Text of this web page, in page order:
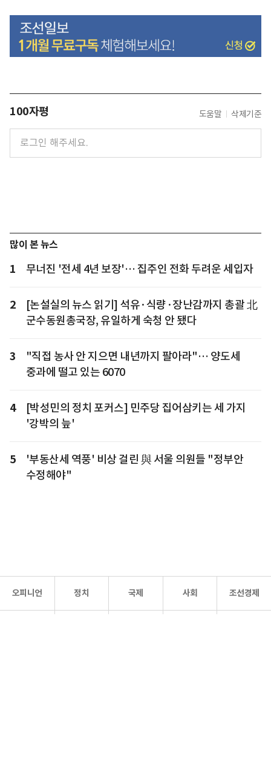
100자평 도움말 삭제기준
많이 본 뉴스
1 무너진 '전세 4년 보장'… 집주인 전화 두려운 세입자
2
[논설실의 뉴스 읽기] 석유·식량·장난감까지 총괄 北
군수동원총국장, 유일하게 숙청 안 됐다
3
"직접 농사 안 지으면 내년까지 팔아라"… 양도세
중과에 떨고 있는 6070
4
[박성민의 정치 포커스] 민주당 집어삼키는 세 가지
'강박의 늪'
5
'부동산세 역풍' 비상 걸린 與 서울 의원들 "정부안
수정해야"
오피니언 정치 국제 사회 조선경제